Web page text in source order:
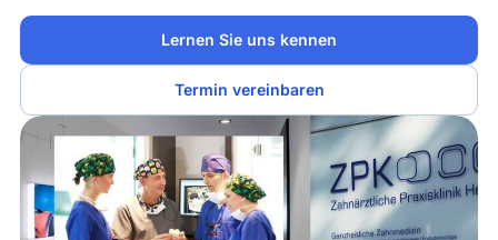
Lernen Sie uns kennen
Termin vereinbaren